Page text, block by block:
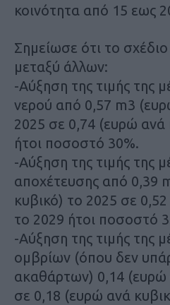
κοινότητα από 15 εως
Σημείωσε ότι το
μεταξύ άλλων:
-Αύξηση της τιμής της
νερού από 0,57 m3
2025 σε 0,74 (ευρώ ανά
ήτοι ποσοστό 30%.
-Αύξηση της τιμής της
αποχέτευσης από 0,39
κυβικό) το 2025 σε
το 2029 ήτοι ποσοστό
-Αύξηση της τιμής της
ομβρίων (όπου δεν
ακαθάρτων) 0,14 (ευρώ
σε 0,18 (ευρώ ανά